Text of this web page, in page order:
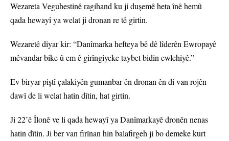
Wezareta Veguhestinê ragihand ku ji duşemê heta înê hemû
qada hewayî ya welat ji dronan re tê girtin.
Wezaretê diyar kir: “Danîmarka hefteya bê dê lîderên Ewropayê
mêvandar bike û em ê girîngiyeke taybet bidin ewlehiyê.”
Ev biryar piştî çalakiyên gumanbar ên dronan ên di van rojên
dawî de li welat hatin dîtin, hat girtin.
Ji 22’ê Îlonê ve li qada hewayî ya Danîmarkayê dronên nenas
hatin dîtin. Ji ber van firînan hin balafirgeh ji bo demeke kurt